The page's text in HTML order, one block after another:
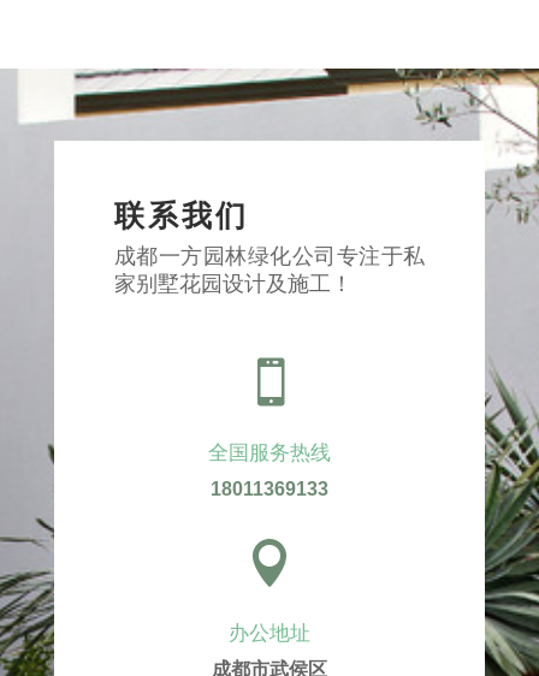
联系我们
成都一方园林绿化公司专注于私
家别墅花园设计及施工！

全国服务热线
18011369133

办公地址
成都市武侯区